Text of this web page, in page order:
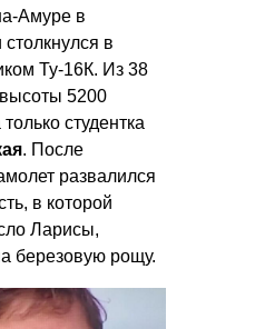
Амуре в
в
Ту-16К. Из 38
5200
студентка
. После
развалился
в которой
Ларисы,
березовую рощу.